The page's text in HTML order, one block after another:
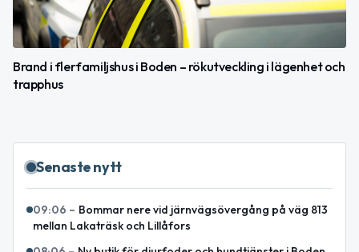
Brand i flerfamiljshus i Boden – rökutveckling i lägenhet och
trapphus
Senaste nytt
09:06 – Bommar nere vid järnvägsövergång på väg 813
mellan Lakaträsk och Lillåfors